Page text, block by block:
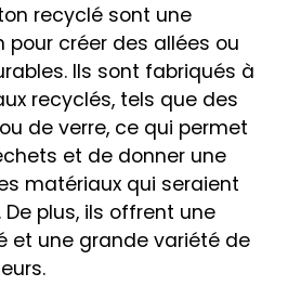
recyclé sont une
pour créer des allées ou
Ils sont fabriqués à
recyclés, tels que des
de verre, ce qui permet
et de donner une
matériaux qui seraient
plus, ils offrent une
et une grande variété de